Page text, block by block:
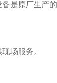
是原厂生产
场服务。